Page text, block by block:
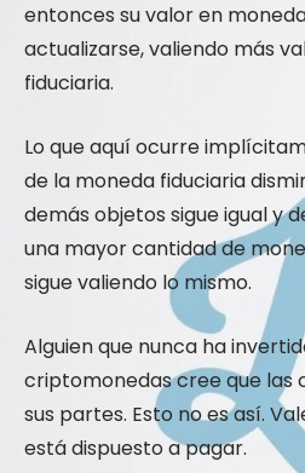
entonces su valor en
actualizarse, valiendo más
fiduciaria.
Lo que aquí ocurre
de la moneda fiduciaria
demás objetos sigue igual y
una mayor cantidad de
sigue valiendo lo mismo.
Alguien que nunca ha
criptomonedas cree que las
sus partes. Esto no es así.
está dispuesto a pagar.